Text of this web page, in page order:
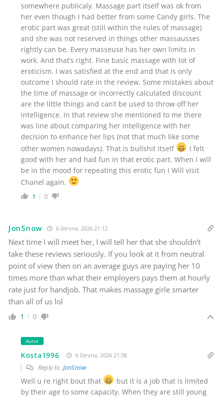
somewhere publicaly. Massage part itself was ok from
her even though I had better from some Candy girls. The
erotic part was great (still within the rules of massage)
and she was not reserved in things other massausses
rightly can be. Every masseuse has her own limits in
work. And that’s right. Fine basic massage with lot of
eroticism. I was satisfied at the end and that is only
outcome I should rate in the review. Some mistakes about
the time of massage or incorrectly calculated discount
are the little things and can’t be used to throw off her
intelligence. In that review she mentioned to me there
was line about comparing her intelligence with her
decision to enhance her lips (not that much like some
other women nowadays). That is bullshit itself
I felt
good with her and had fun in that erotic part. When I will
be in the mood for repeating this erotic fun I Will visit
Chanel again.
1 0
JonSnow 6 června, 2026 21:12
Next time I will meet her, I will tell her that she shouldn’t
take these reviews seriously. If you look at it from neutral
point of view then on an average guys are paying her 10
times more than what their employers pays them at hourly
rate just for handjob. That makes massage girle smarter
than all of us lol
1 0
Autor
Kosta1996 6 června, 2026 21:38
Reply to JonSnow
Well u re right bout that
but it is a job that is limited
by their age to some capacity. When they are still young